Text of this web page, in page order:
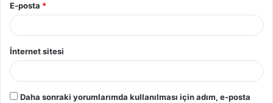
E-posta *
İnternet sitesi
Daha sonraki yorumlarımda kullanılması için adım, e-posta